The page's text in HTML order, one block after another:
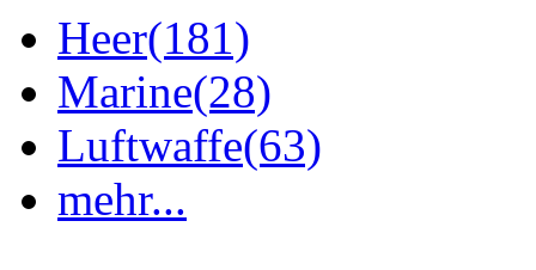
Heer(181)
Marine(28)
Luftwaffe(63)
mehr...